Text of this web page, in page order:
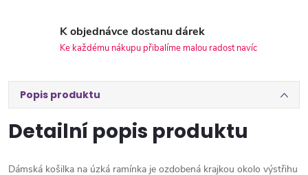
K objednávce dostanu dárek
Ke každému nákupu přibalíme malou radost navíc
Popis produktu
Detailní popis produktu
Dámská košilka na úzká ramínka je ozdobená krajkou okolo výstřihu